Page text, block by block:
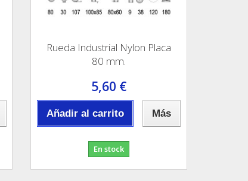
Rueda Industrial Nylon Placa
80 mm.
5,60 €
Añadir al carrito Más
En stock